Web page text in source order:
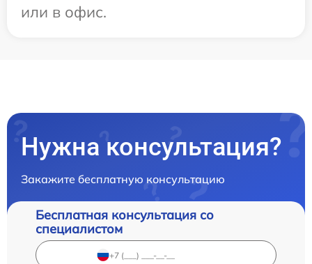
или в офис.
Нужна консультация?
Закажите бесплатную консультацию
Бесплатная консультация со
специалистом